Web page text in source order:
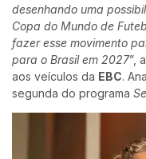
desenhando uma
Copa do Mundo de
fazer esse movimento
para o Brasil em 2027”,
aos veículos da EBC.
segunda do programa